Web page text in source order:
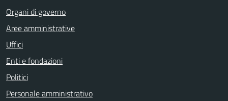
Organi di governo
Aree amministrative
Uffici
Enti e fondazioni
Politici
Personale amministrativo